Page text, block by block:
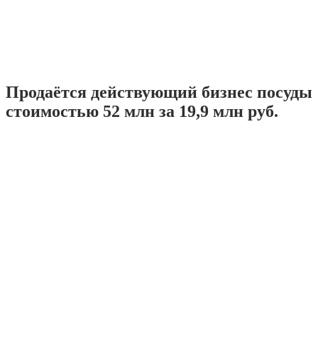
Продаётся действующий бизнес посуды
стоимостью 52 млн за 19,9 млн руб.